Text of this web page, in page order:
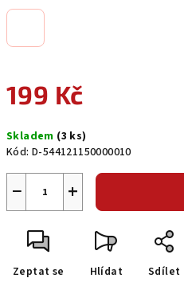
199 Kč
cena:
Skladem (3 ks)
Kód: D-544121150000010
+
−
Zeptat se Hlídat Sdílet